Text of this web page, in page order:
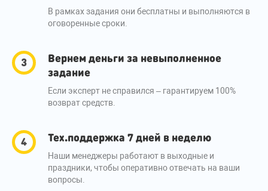
В рамках задания они бесплатны и выполняются в
оговоренные сроки.
Вернем деньги за невыполненное
задание
Если эксперт не справился – гарантируем 100%
возврат средств.
Тех.поддержка 7 дней в неделю
Наши менеджеры работают в выходные и
праздники, чтобы оперативно отвечать на ваши
вопросы.